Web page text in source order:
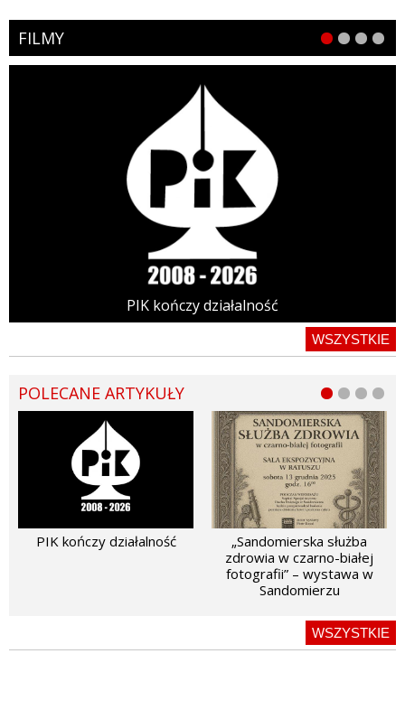
FILMY
PIK kończy działalność
WSZYSTKIE
POLECANE ARTYKUŁY
PIK kończy działalność
„Sandomierska służba
zdrowia w czarno-białej
fotografii” – wystawa w
Sandomierzu
WSZYSTKIE